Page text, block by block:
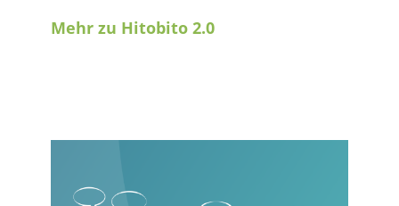
Mehr zu Hitobito 2.0